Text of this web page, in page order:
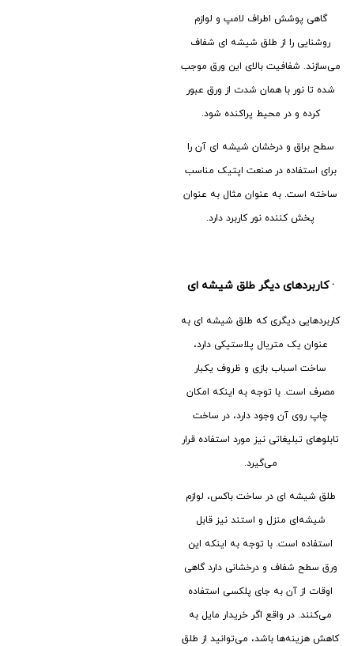
گاهی پوشش اطراف لامپ و لوازم
روشنایی را از طلق شیشه ای شفاف
می‌سازند. شفافیت بالای این ورق موجب
شده تا نور با همان شدت از ورق عبور
کرده و در محیط پراکنده شود.
سطح براق و درخشان شیشه ای آن را
برای استفاده در صنعت اپتیک مناسب
ساخته است. به عنوان مثال به عنوان
پخش کننده نور کاربرد دارد.
·کاربردهای دیگر طلق شیشه ای
کاربردهایی دیگری که طلق شیشه ای به
عنوان یک متریال پلاستیکی دارد،
ساخت اسباب بازی و ظروف یکبار
مصرف است. با توجه به اینکه امکان
چاپ روی آن وجود دارد، در ساخت
تابلوهای تبلیغاتی نیز مورد استفاده قرار
می‌گیرد.
طلق شیشه ای در ساخت باکس، لوازم
شیشه‌ای منزل و استند نیز قابل
استفاده است. با توجه به اینکه این
ورق سطح شفاف و درخشانی دارد گاهی
اوقات از آن به جای پلکسی استفاده
می‌کنند. در واقع اگر خریدار مایل به
کاهش هزینه‌ها باشد، می‌توانید از طلق